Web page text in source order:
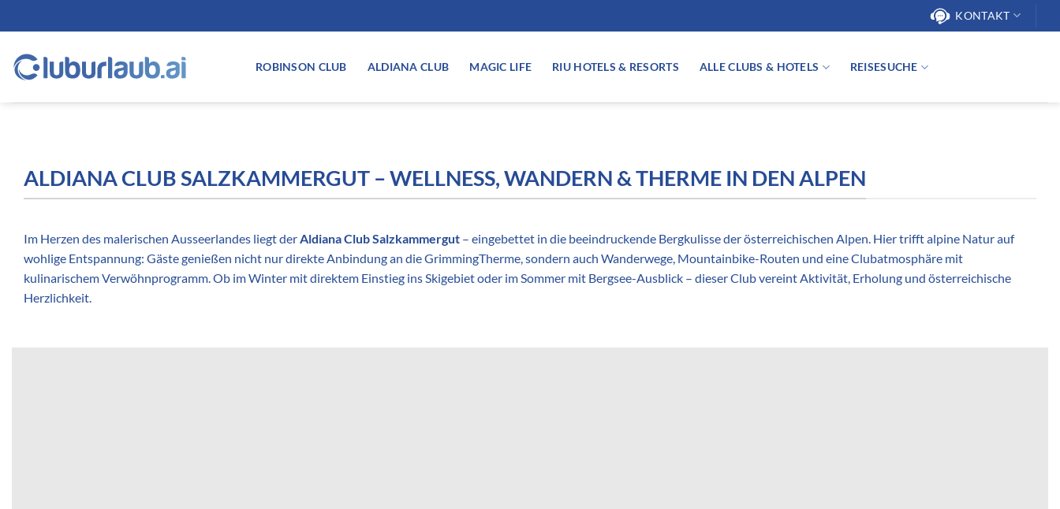
Inhalt
KONTAKT
ROBINSON CLUB ALDIANA CLUB MAGIC LIFE RIU HOTELS & RESORTS ALLE CLUBS & HOTELS REISESUCHE
ALDIANA CLUB SALZKAMMERGUT – WELLNESS, WANDERN & THERME IN DEN ALPEN
Im Herzen des malerischen Ausseerlandes liegt derAldiana Club Salzkammergut – eingebettet in die beeindruckende Bergkulisse der österreichischen Alpen. Hier trifft alpine Natur auf
wohlige Entspannung: Gäste genießen nicht nur direkte Anbindung an die GrimmingTherme, sondern auch Wanderwege, Mountainbike-Routen und eine Clubatmosphäre mit
kulinarischem Verwöhnprogramm. Ob im Winter mit direktem Einstieg ins Skigebiet oder im Sommer mit Bergsee-Ausblick – dieser Club vereint Aktivität, Erholung und österreichische
Herzlichkeit.